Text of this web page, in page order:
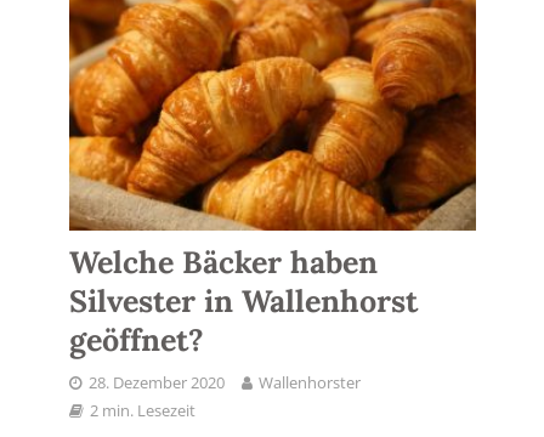
Welche Bäcker haben
Silvester in Wallenhorst
geöffnet?
28. Dezember 2020
Wallenhorster
2 min. Lesezeit